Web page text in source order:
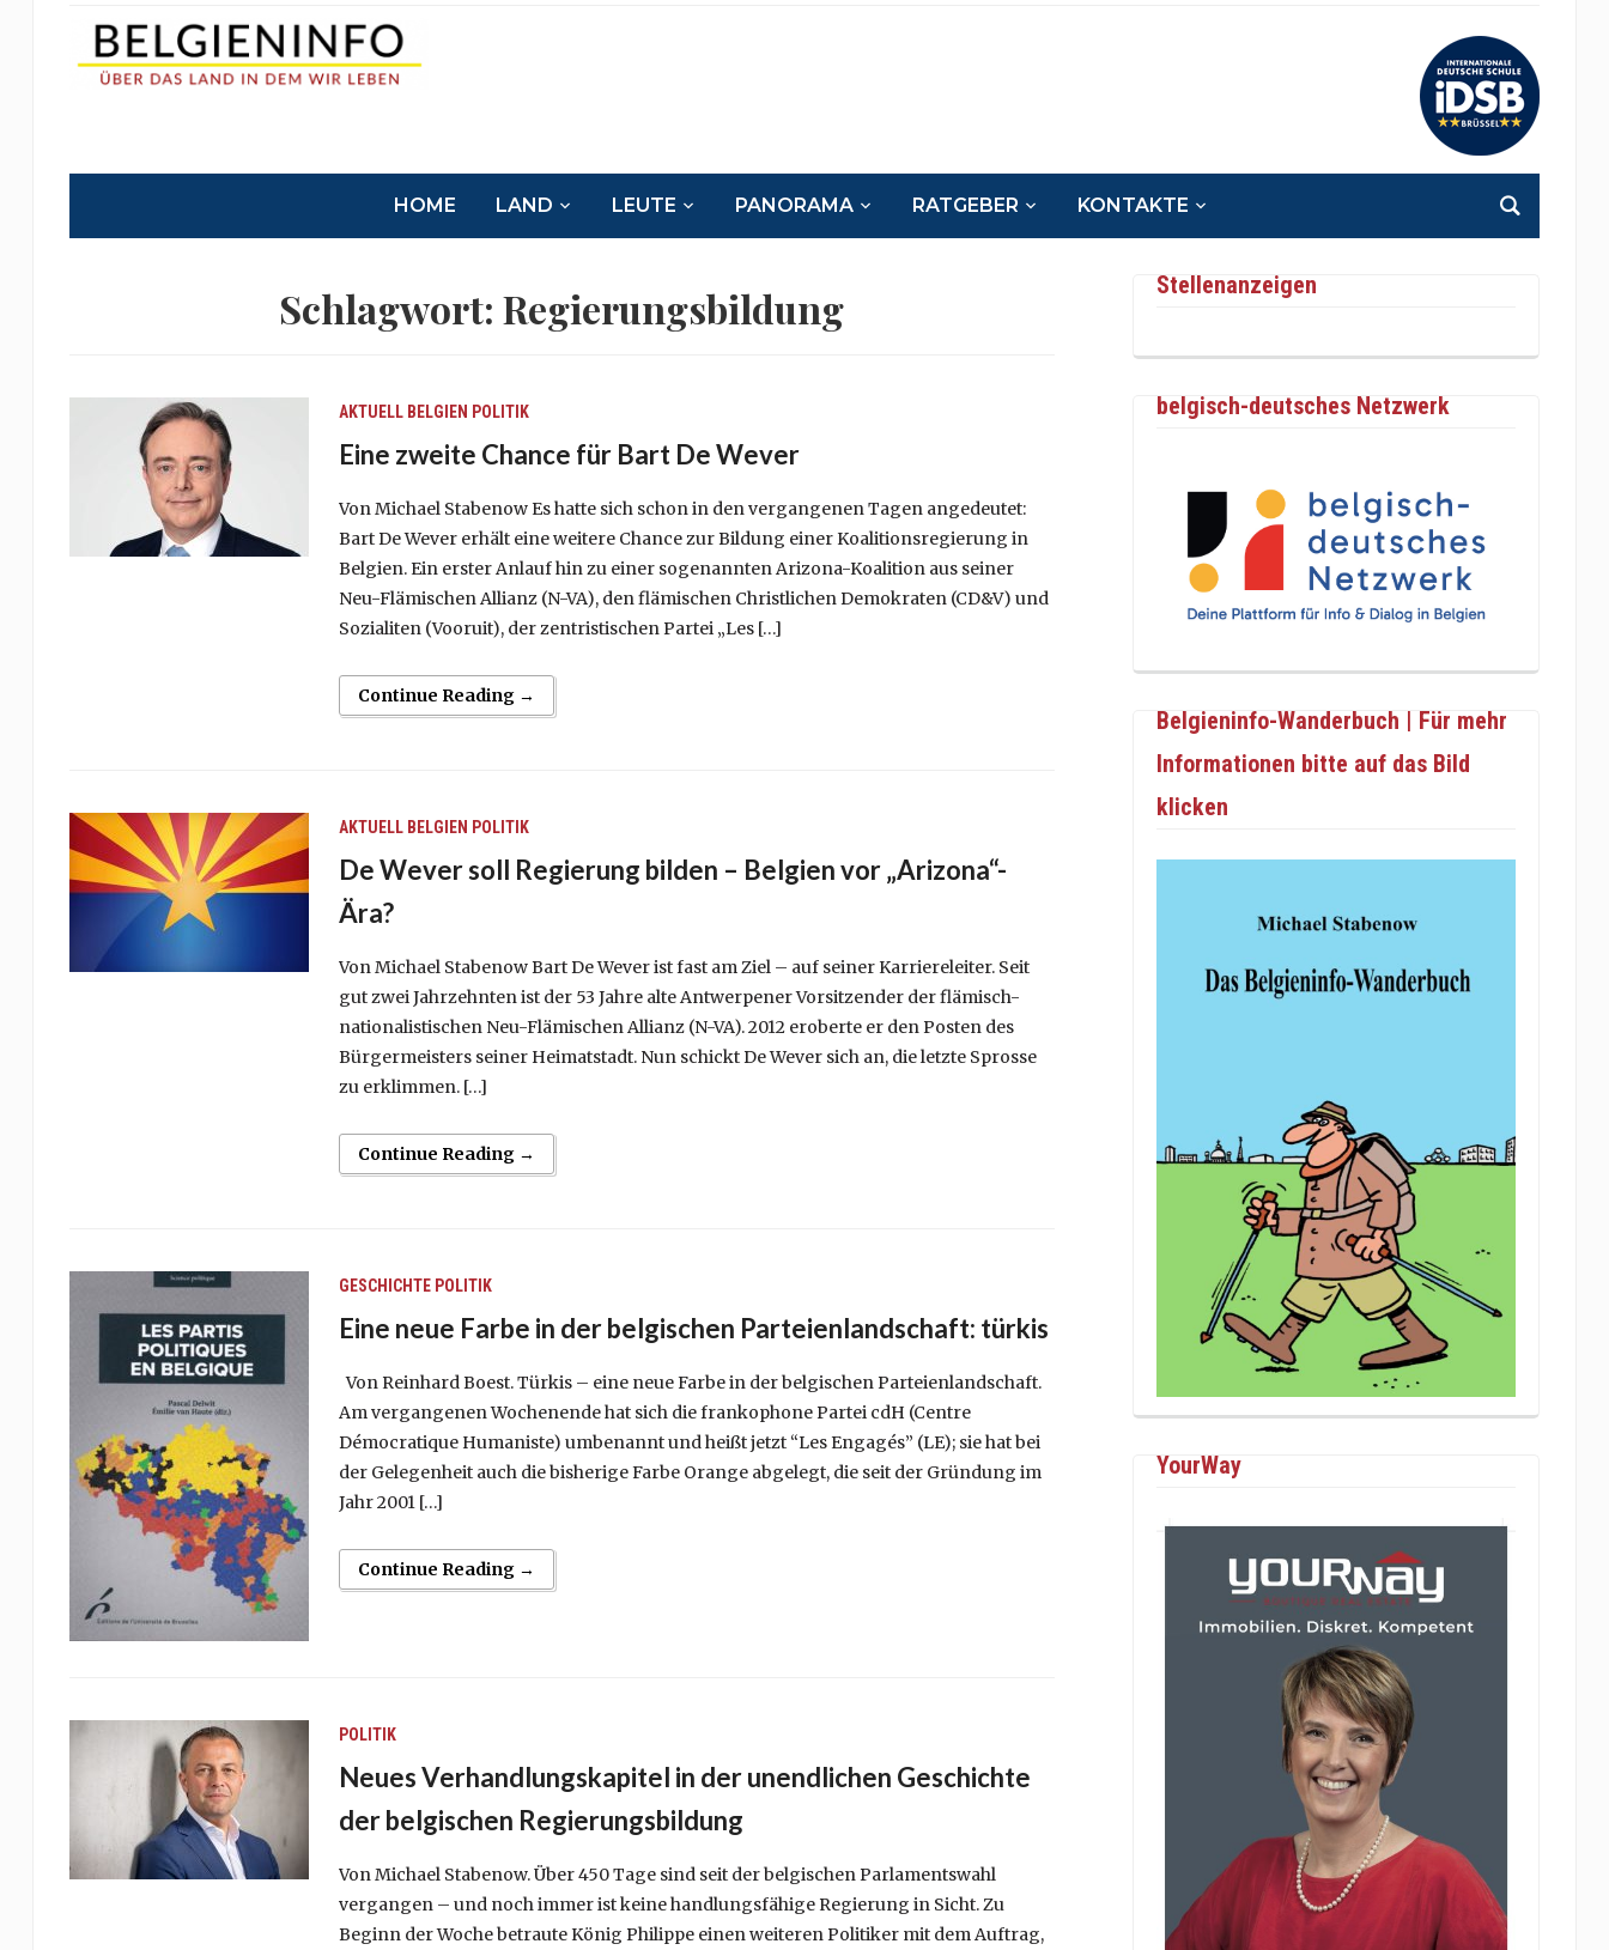
HOME LAND LEUTE PANORAMA RATGEBER KONTAKTE
Schlagwort:Regierungsbildung
AKTUELL BELGIEN POLITIK
Eine zweite Chance für Bart De Wever
Von Michael Stabenow Es hatte sich schon in den vergangenen Tagen angedeutet:
Bart De Wever erhält eine weitere Chance zur Bildung einer Koalitionsregierung in
Belgien. Ein erster Anlauf hin zu einer sogenannten Arizona-Koalition aus seiner
Neu-Flämischen Allianz (N-VA), den flämischen Christlichen Demokraten (CD&V) und
Sozialiten (Vooruit), der zentristischen Partei „Les […]
Continue Reading →
AKTUELL BELGIEN POLITIK
De Wever soll Regierung bilden – Belgien vor „Arizona“-
Ära?
Von Michael Stabenow Bart De Wever ist fast am Ziel – auf seiner Karriereleiter. Seit
gut zwei Jahrzehnten ist der 53 Jahre alte Antwerpener Vorsitzender der flämisch-
nationalistischen Neu-Flämischen Allianz (N-VA). 2012 eroberte er den Posten des
Bürgermeisters seiner Heimatstadt. Nun schickt De Wever sich an, die letzte Sprosse
zu erklimmen. […]
Continue Reading →
GESCHICHTE POLITIK
Eine neue Farbe in der belgischen Parteienlandschaft: türkis
Von Reinhard Boest. Türkis – eine neue Farbe in der belgischen Parteienlandschaft.
Am vergangenen Wochenende hat sich die frankophone Partei cdH (Centre
Démocratique Humaniste) umbenannt und heißt jetzt “Les Engagés” (LE); sie hat bei
der Gelegenheit auch die bisherige Farbe Orange abgelegt, die seit der Gründung im
Jahr 2001 […]
Continue Reading →
POLITIK
Neues Verhandlungskapitel in der unendlichen Geschichte
der belgischen Regierungsbildung
Von Michael Stabenow. Über 450 Tage sind seit der belgischen Parlamentswahl
vergangen – und noch immer ist keine handlungsfähige Regierung in Sicht. Zu
Beginn der Woche betraute König Philippe einen weiteren Politiker mit dem Auftrag,
Stellenanzeigen
belgisch-deutsches Netzwerk
Belgieninfo-Wanderbuch | Für mehr
Informationen bitte auf das Bild
klicken
YourWay